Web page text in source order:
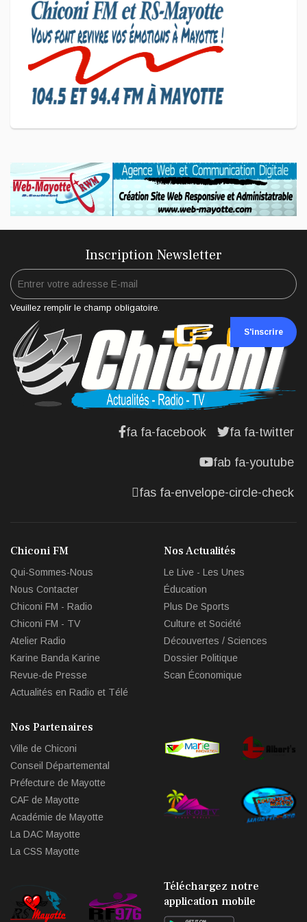
vision d'un entrepreneuriat
CULTURE ET SOCIÉTÉ
L'association Marovoanio et
Reska NI Kalamu pour la
Langue KIBOSI
Inscription Newsletter
Veuillez remplir le champ obligatoire.
S'inscrire
fa fa-facebook fa fa-twitter
fab fa-youtube
fas fa-envelope-circle-check
Chiconi FM
Qui-Sommes-Nous
Nous Contacter
Chiconi FM - Radio
Chiconi FM - TV
Atelier Radio
Karine Banda Karine
Revue-de Presse
Actualités en Radio et Télé
Nos Actualités
Le Live - Les Unes
Éducation
Plus De Sports
Culture et Société
Découvertes / Sciences
Dossier Politique
Scan Économique
Nos Partenaires
Ville de Chiconi
Conseil Départemental
Préfecture de Mayotte
CAF de Mayotte
Académie de Mayotte
La DAC Mayotte
La CSS Mayotte
Téléchargez notre
application mobile